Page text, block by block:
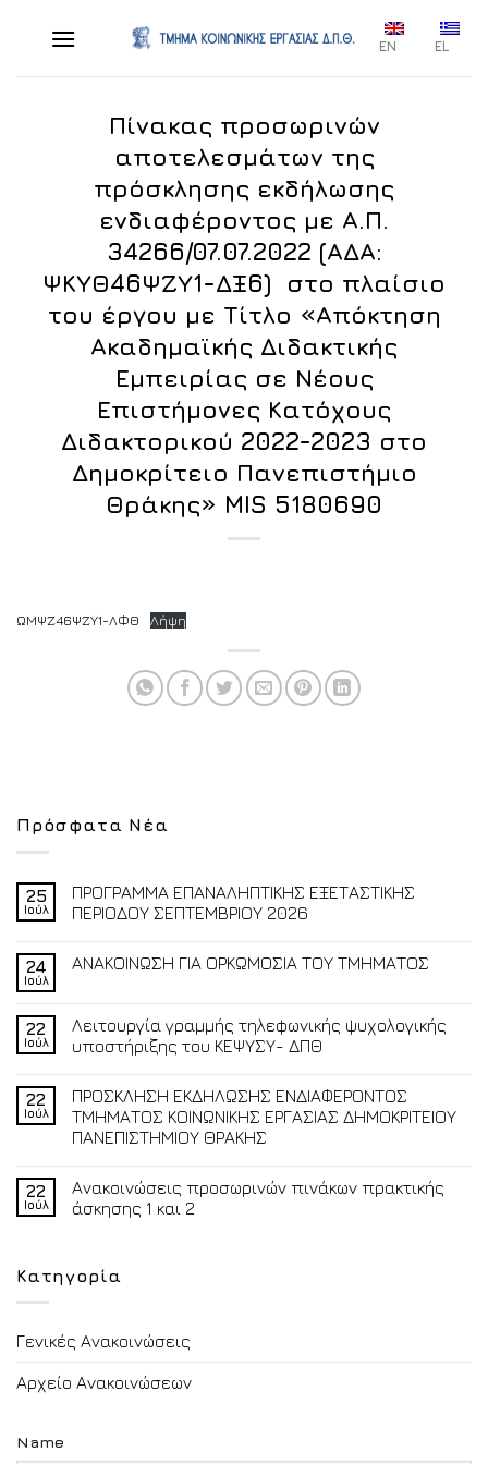
EN EL
Πίνακας προσωρινών
αποτελεσμάτων της
πρόσκλησης εκδήλωσης
ενδιαφέροντος με Α.Π.
34266/07.07.2022 (ΑΔΑ:
ΨΚΥΘ46ΨΖΥ1-ΔΞ6) στο πλαίσιο
του έργου με Τίτλο «Απόκτηση
Ακαδημαϊκής Διδακτικής
Εμπειρίας σε Νέους
Επιστήμονες Κατόχους
Διδακτορικού 2022-2023 στο
Δημοκρίτειο Πανεπιστήμιο
Θράκης» MIS 5180690
ΩΜΨΖ46ΨΖΥ1-ΛΦΘ Λήψη
Πρόσφατα Νέα
25
Ιούλ
ΠΡΟΓΡΑΜΜΑ ΕΠΑΝΑΛΗΠΤΙΚΗΣ ΕΞΕΤΑΣΤΙΚΗΣ
ΠΕΡΙΟΔΟΥ ΣΕΠΤΕΜΒΡΙΟΥ 2026
24
Ιούλ
ΑΝΑΚΟΙΝΩΣΗ ΓΙΑ ΟΡΚΩΜΟΣΙΑ ΤΟΥ ΤΜΗΜΑΤΟΣ
22
Ιούλ
Λειτουργία γραμμής τηλεφωνικής ψυχολογικής
υποστήριξης του ΚΕΨΥΣΥ- ΔΠΘ
22
Ιούλ
ΠΡΟΣΚΛΗΣΗ ΕΚΔΗΛΩΣΗΣ ΕΝΔΙΑΦΕΡΟΝΤΟΣ
ΤΜΗΜΑΤΟΣ ΚΟΙΝΩΝΙΚΗΣ ΕΡΓΑΣΙΑΣ ΔΗΜΟΚΡΙΤΕΙΟΥ
ΠΑΝΕΠΙΣΤΗΜΙΟΥ ΘΡΑΚΗΣ
22
Ιούλ
Ανακοινώσεις προσωρινών πινάκων πρακτικής
άσκησης 1 και 2
Κατηγορία
Γενικές Ανακοινώσεις
Αρχείο Ανακοινώσεων
Name